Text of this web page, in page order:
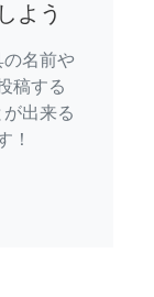
よう
名前や
稿する
出来る
！